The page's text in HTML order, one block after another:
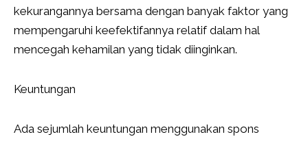
kekurangannya bersama dengan banyak faktor yang
mempengaruhi keefektifannya relatif dalam hal
mencegah kehamilan yang tidak diinginkan.
Keuntungan
Ada sejumlah keuntungan menggunakan spons